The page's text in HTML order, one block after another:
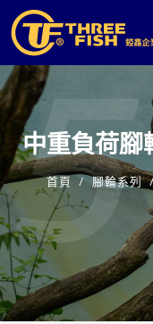
中重負荷腳
首頁 腳輪系列
5